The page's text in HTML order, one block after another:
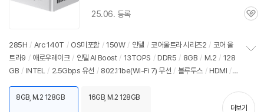
25.06. 등록
관
285H / Arc 140T / OS미포함 / 150W / 인텔 / 코어울트라 시리즈2 / 코어 울
트라9 / 애로우레이크 / 인텔 AI Boost / 13TOPS / DDR5 / 8GB / M.2 / 128
GB / INTEL / 2.5Gbps 유선 / 802.11be(Wi-Fi 7) 무선 / 블루투스 / HDMI /
사무/인강용
기
8GB, M.2 128GB 16GB, M.2 128GB
더보기